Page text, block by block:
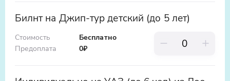
местных вин, чачи или меда, чтобы
прочувствовать весь вкус Кавказа.
Билнт на Джип-тур детский (до 5 лет)
Стоимость
Предоплата
Бесплатно
0₽